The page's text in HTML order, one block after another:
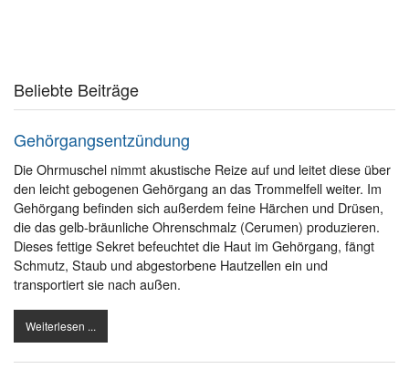
Beliebte Beiträge
Gehörgangsentzündung
Die Ohrmuschel nimmt akustische Reize auf und leitet diese über
den leicht gebogenen Gehörgang an das Trommelfell weiter. Im
Gehörgang befinden sich außerdem feine Härchen und Drüsen,
die das gelb-bräunliche Ohrenschmalz (Cerumen) produzieren.
Dieses fettige Sekret befeuchtet die Haut im Gehörgang, fängt
Schmutz, Staub und abgestorbene Hautzellen ein und
transportiert sie nach außen.
Weiterlesen ...